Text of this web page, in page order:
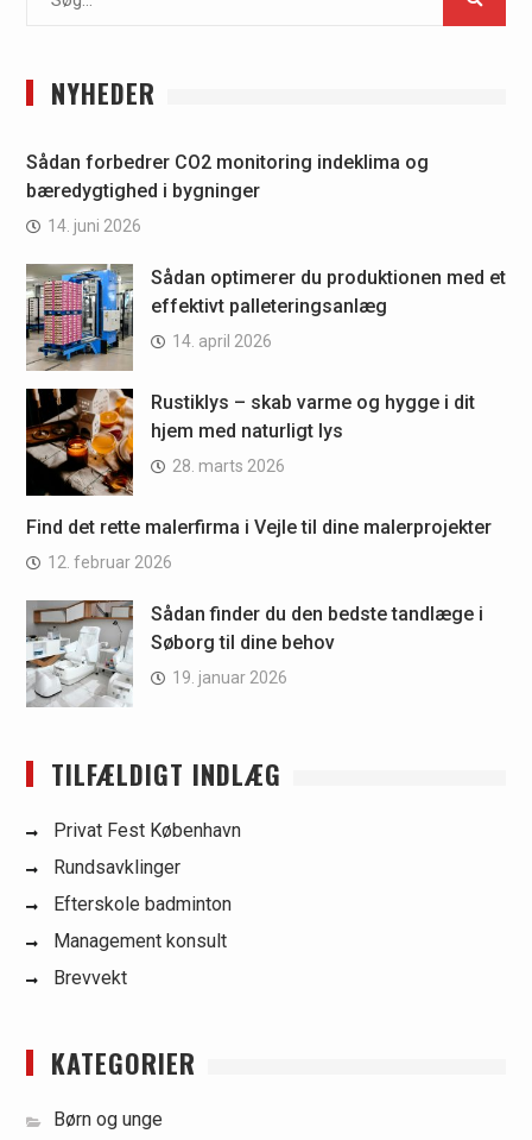
NYHEDER
Sådan forbedrer CO2 monitoring indeklima og
bæredygtighed i bygninger
14. juni 2026
Sådan optimerer du produktionen med et
effektivt palleteringsanlæg
14. april 2026
Rustiklys – skab varme og hygge i dit
hjem med naturligt lys
28. marts 2026
Find det rette malerfirma i Vejle til dine malerprojekter
12. februar 2026
Sådan finder du den bedste tandlæge i
Søborg til dine behov
19. januar 2026
TILFÆLDIGT INDLÆG
Privat Fest København
Rundsavklinger
Efterskole badminton
Management konsult
Brevvekt
KATEGORIER
Børn og unge